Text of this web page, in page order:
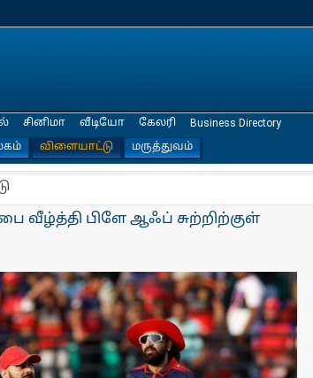
விளையாட்டு மருத்துவம்
சினிமா வீடியோ கேலரி Business Directory
வீழ்த்தி பிளே ஆஃப் சுற்றிற்குள்